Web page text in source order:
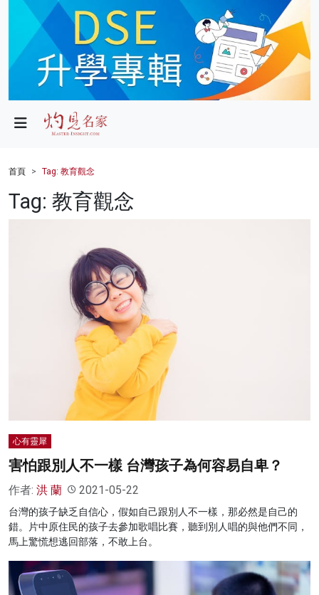
政局
財經
健康
關於我們
首頁 Tag: 教育觀念
Tag: 教育觀念
心有靈犀
害怕跟別人不一樣 台灣孩子為何容易自卑？
作者: 洪 蘭 2021-05-22
台灣的孩子缺乏自信心，假如自己跟別人不一樣，那必然是自己的
錯。片中原住民的孩子去參加歌唱比賽，聽到別人唱的與他們不同，
馬上驚慌想逃回部落，不敢上台。